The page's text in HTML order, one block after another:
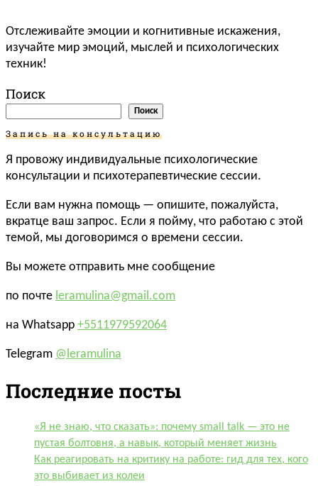
Отслеживайте эмоции и когнитивные искажения,
изучайте мир эмоций, мыслей и психологических
техник!
Поиск
Поиск
Запись на консультацию
Я провожу индивидуальные психологические
консультации и психотерапевтические сессии.
Если вам нужна помощь — опишите, пожалуйста,
вкратце ваш запрос. Если я пойму, что работаю с этой
темой, мы договоримся о времени сессии.
Вы можете отправить мне сообщение
по почте leramulina@gmail.com
на Whatsapp +5511979592064
Telegram @leramulina
Последние посты
«Я не знаю, что сказать»: почему small talk — это не
пустая болтовня, а навык, который меняет жизнь
Как реагировать на критику на работе: гид для тех, кого
это выбивает из колеи